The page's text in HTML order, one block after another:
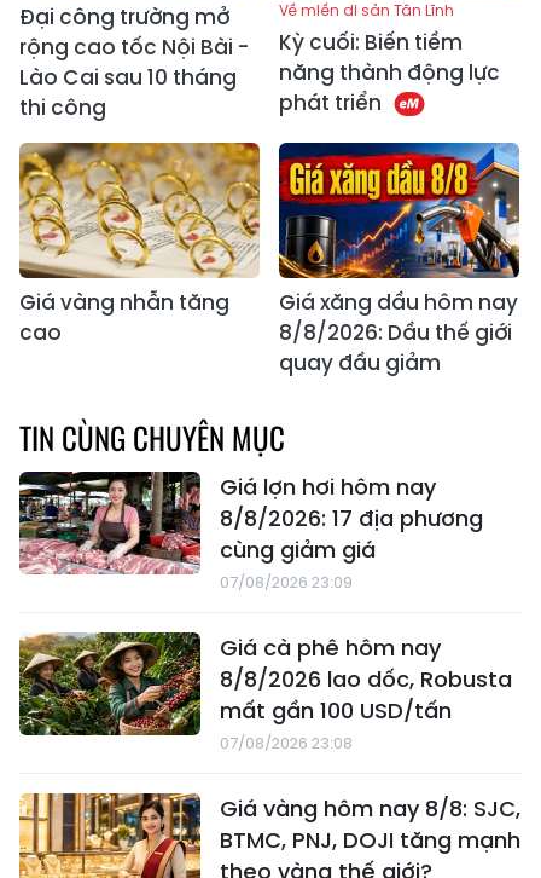
Đại công trường mở
rộng cao tốc Nội Bài -
Lào Cai sau 10 tháng
thi công
Về miền di sản Tân Lĩnh
Kỳ cuối: Biến tiềm
năng thành động lực
phát triển
Giá vàng nhẫn tăng
cao
Giá xăng dầu hôm nay
8/8/2026: Dầu thế giới
quay đầu giảm
TIN CÙNG CHUYÊN MỤC
Giá lợn hơi hôm nay
8/8/2026: 17 địa phương
cùng giảm giá
07/08/2026 23:09
Giá cà phê hôm nay
8/8/2026 lao dốc, Robusta
mất gần 100 USD/tấn
07/08/2026 23:08
Giá vàng hôm nay 8/8: SJC,
BTMC, PNJ, DOJI tăng mạnh
theo vàng thế giới?